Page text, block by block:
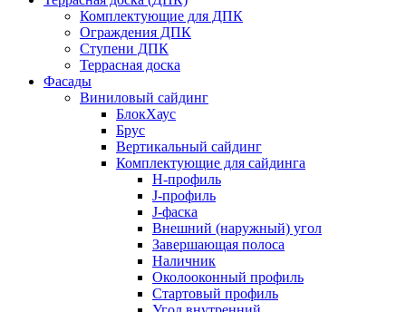
Комплектующие для ДПК
Ограждения ДПК
Ступени ДПК
Террасная доска
Фасады
Виниловый сайдинг
БлокХаус
Брус
Вертикальный сайдинг
Комплектующие для сайдинга
H-профиль
J-профиль
J-фаска
Внешний (наружный) угол
Завершающая полоса
Наличник
Околооконный профиль
Стартовый профиль